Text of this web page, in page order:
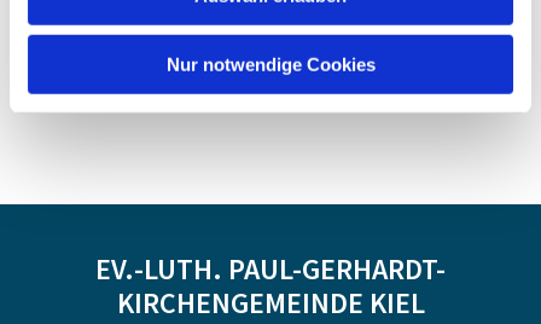
Nur notwendige Cookies
EV.-LUTH. PAUL-GERHARDT-
KIRCHENGEMEINDE KIEL